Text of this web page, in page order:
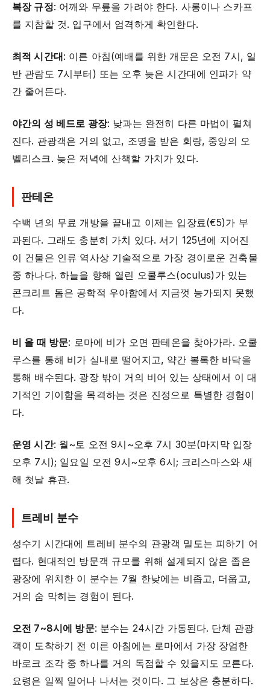
복장 규정: 어깨와 무릎을 가려야 한다. 사롱이나 스카프
를 지참할 것. 입구에서 엄격하게 확인한다.
최적 시간대: 이른 아침(예배를 위한 개문은 오전 7시, 일
반 관람도 7시부터) 또는 오후 늦은 시간대에 인파가 약
간 줄어든다.
야간의 성 베드로 광장: 낮과는 완전히 다른 마법이 펼쳐
진다. 관광객은 거의 없고, 조명을 받은 회랑, 중앙의 오
벨리스크. 늦은 저녁에 산책할 가치가 있다.
판테온
수백 년의 무료 개방을 끝내고 이제는 입장료(€5)가 부
과된다. 그래도 충분히 가치 있다. 서기 125년에 지어진
이 건물은 인류 역사상 기술적으로 가장 경이로운 건축물
중 하나다. 하늘을 향해 열린 오쿨루스(oculus)가 있는
콘크리트 돔은 공학적 우아함에서 지금껏 능가되지 못했
다.
비 올 때 방문: 로마에 비가 오면 판테온을 찾아가라. 오쿨
루스를 통해 비가 실내로 떨어지고, 약간 볼록한 바닥을
통해 배수된다. 광장 밖이 거의 비어 있는 상태에서 이 대
기적인 기이함을 목격하는 것은 진정으로 특별한 경험이
다.
운영 시간: 월~토 오전 9시~오후 7시 30분(마지막 입장
오후 7시); 일요일 오전 9시~오후 6시; 크리스마스와 새
해 첫날 휴관.
트레비 분수
성수기 시간대에 트레비 분수의 관광객 밀도는 피하기 어
렵다. 현대적인 방문객 규모를 위해 설계되지 않은 좁은
광장에 위치한 이 분수는 7월 한낮에는 비좁고, 더웁고,
거의 숨 막히는 경험이 된다.
오전 7~8시에 방문: 분수는 24시간 가동된다. 단체 관광
객이 도착하기 전 이른 아침에는 로마에서 가장 장엄한
바로크 조각 중 하나를 거의 독점할 수 있을지도 모른다.
요령은 일찍 일어나 나서는 것이다. 그 보상은 충분하다.